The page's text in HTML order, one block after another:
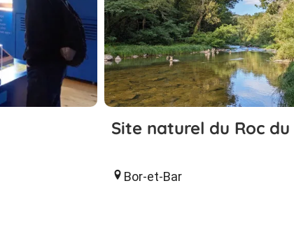
Site naturel du Roc du
Bor-et-Bar